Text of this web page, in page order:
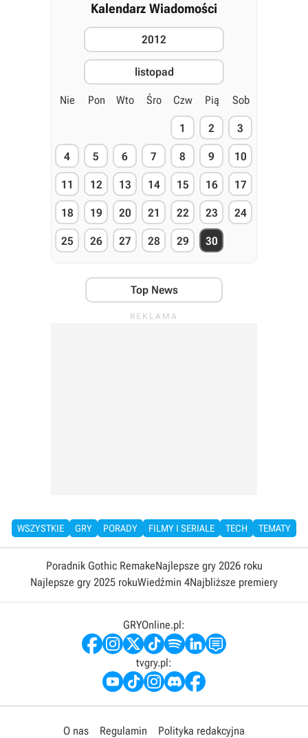
Kalendarz Wiadomości
2012
listopad
Nie Pon Wto Śro Czw Pią Sob
1 2 3
4 5 6 7 8 9 10
11 12 13 14 15 16 17
18 19 20 21 22 23 24
25 26 27 28 29 30
Top News
WSZYSTKIE GRY PORADY FILMY I SERIALE TECH TEMATY
Poradnik Gothic RemakeNajlepsze gry 2026 roku
Najlepsze gry 2025 rokuWiedźmin 4Najbliższe premiery
GRYOnline.pl:
tvgry.pl:
O nas Regulamin Polityka redakcyjna